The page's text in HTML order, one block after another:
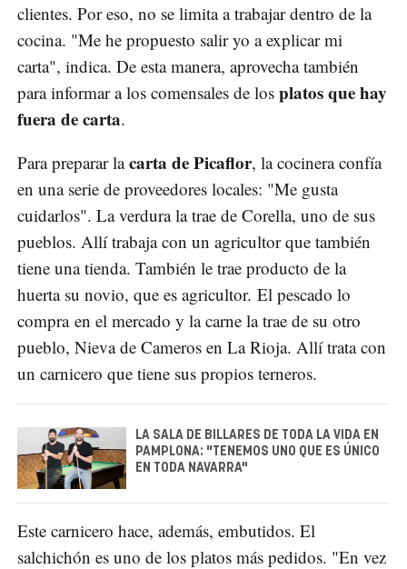
clientes. Por eso, no se limita a trabajar dentro de la
cocina. "Me he propuesto salir yo a explicar mi
carta", indica. De esta manera, aprovecha también
para informar a los comensales de los platos que hay
fuera de carta.
Para preparar lacarta de Picaflor, la cocinera confía
en una serie de proveedores locales: "Me gusta
cuidarlos". La verdura la trae de Corella, uno de sus
pueblos. Allí trabaja con un agricultor que también
tiene una tienda. También le trae producto de la
huerta su novio, que es agricultor. El pescado lo
compra en el mercado y la carne la trae de su otro
pueblo, Nieva de Cameros en La Rioja. Allí trata con
un carnicero que tiene sus propios terneros.
LA SALA DE BILLARES DE TODA LA VIDA EN
PAMPLONA: "TENEMOS UNO QUE ES ÚNICO
EN TODA NAVARRA"
Este carnicero hace, además, embutidos. El
salchichón es uno de los platos más pedidos. "En vez